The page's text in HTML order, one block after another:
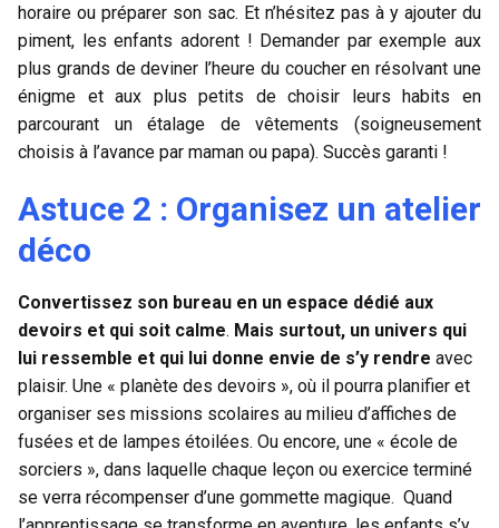
horaire ou préparer son sac. Et n’hésitez pas à y ajouter du
piment, les enfants adorent ! Demander par exemple aux
plus grands de deviner l’heure du coucher en résolvant une
énigme et aux plus petits de choisir leurs habits en
parcourant un étalage de vêtements (soigneusement
choisis à l’avance par maman ou papa). Succès garanti !
Astuce 2 : Organisez un atelier
déco
Convertissez son bureau en un espace dédié aux
devoirs et qui soit calme. Mais surtout, un univers qui
lui ressemble et qui lui donne envie de s’y rendre avec
plaisir. Une « planète des devoirs », où il pourra planifier et
organiser ses missions scolaires au milieu d’affiches de
fusées et de lampes étoilées. Ou encore, une « école de
sorciers », dans laquelle chaque leçon ou exercice terminé
se verra récompenser d’une gommette magique. Quand